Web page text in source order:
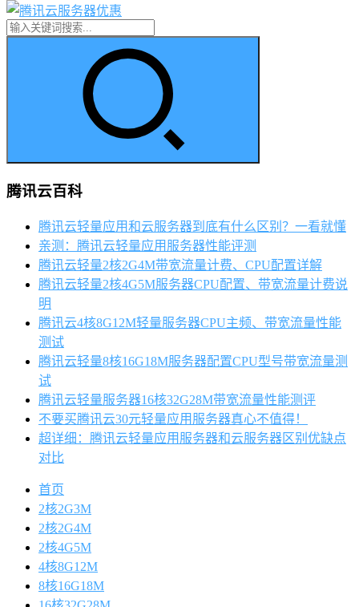
腾讯云百科
腾讯云轻量应用和云服务器到底有什么区别？一看就懂
亲测：腾讯云轻量应用服务器性能评测
腾讯云轻量2核2G4M带宽流量计费、CPU配置详解
腾讯云轻量2核4G5M服务器CPU配置、带宽流量计费说
明
腾讯云4核8G12M轻量服务器CPU主频、带宽流量性能
测试
腾讯云轻量8核16G18M服务器配置CPU型号带宽流量测
试
腾讯云轻量服务器16核32G28M带宽流量性能测评
不要买腾讯云30元轻量应用服务器真心不值得！
超详细：腾讯云轻量应用服务器和云服务器区别优缺点
对比
首页
2核2G3M
2核2G4M
2核4G5M
4核8G12M
8核16G18M